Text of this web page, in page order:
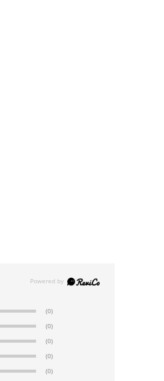
(0)
(0)
(0)
(0)
(0)